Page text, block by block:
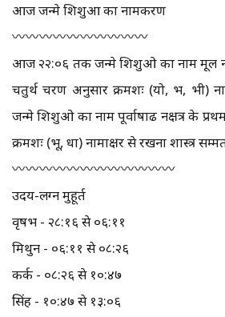
आज जन्मे शिशुओं का नामकरण
〰️〰️〰️〰️〰️〰️〰️〰️〰️〰️
आज २२:०६ तक जन्मे शिशुओ का नाम मूल
चतुर्थ चरण अनुसार क्रमशः (यो, भ, भी)
जन्मे शिशुओ का नाम पूर्वाषाढ नक्षत्र के
क्रमशः (भू, धा) नामाक्षर से रखना शास्त्र
〰️〰️〰️〰️〰️〰️〰️〰️〰️〰️〰️〰️
उदय-लग्न मुहूर्त
वृषभ - २८:१६ से ०६:११
मिथुन - ०६:११ से ०८:२६
कर्क - ०८:२६ से १०:४७
सिंह - १०:४७ से १३:०६